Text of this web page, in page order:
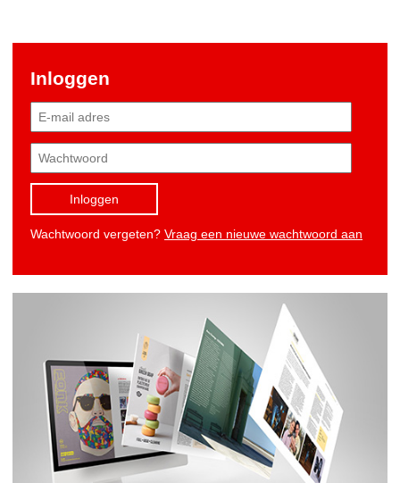
Inloggen
Inloggen
Wachtwoord vergeten? Vraag een nieuwe wachtwoord aan